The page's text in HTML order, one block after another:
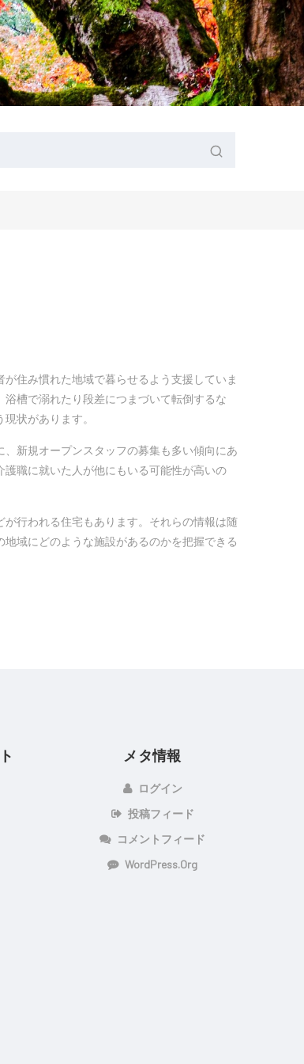
住み慣れた地域で暮らせるよう支援していま
槽で溺れたり段差につまづいて転倒するな
状があります。
新規オープンスタッフの募集も多い傾向にあ
職に就いた人が他にもいる可能性が高いの
行われる住宅もあります。それらの情報は随
域にどのような施設があるのかを把握できる
メタ情報
ログイン
投稿フィード
コメントフィード
WordPress.org